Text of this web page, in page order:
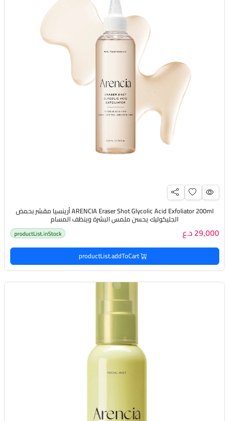
ARENCIA Eraser Shot Glycolic Acid Exfoliator 200ml أرينسيا مقشر بحمض
الجليكوليك يحسن ملمس البشرة وينظف المسام
29,000 د.ع productList.inStock
productList.addToCart